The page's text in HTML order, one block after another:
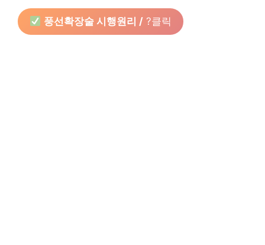
풍선확장술 시행원리 / ?클릭